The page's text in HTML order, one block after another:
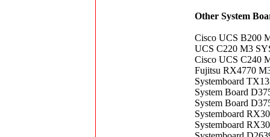
Other System
Cisco UCS B200
UCS C220 M3
Cisco UCS C240
Fujitsu RX4770
Systemboard
System Board
System Board
Systemboard
Systemboard